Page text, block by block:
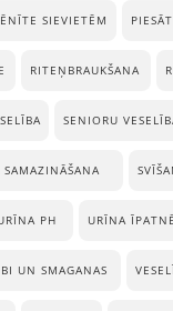
SIEVIETĒM
RITEŅBRAUKŠANA
SENIORU
SAMAZINĀŠANA
PH URĪNA
UN SMAGANAS